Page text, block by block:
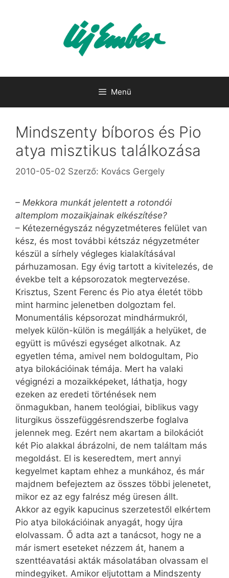
Menü
Mindszenty bíboros és Pio
atya misztikus találkozása
2010-05-02 Szerző: Kovács Gergely
– Mekkora munkát jelentett a rotondói
altemplom mozaikjainak elkészítése?
– Kétezernégyszáz négyzetméteres felület van
kész, és most további kétszáz négyzetméter
készül a sírhely végleges kialakításával
párhuzamosan. Egy évig tartott a kivitelezés, de
évekbe telt a képsorozatok megtervezése.
Krisztus, Szent Ferenc és Pio atya életét több
mint harminc jelenetben dolgoztam fel.
Monumentális képsorozat mindhármukról,
melyek külön-külön is megállják a helyüket, de
együtt is művészi egységet alkotnak. Az
egyetlen téma, amivel nem boldogultam, Pio
atya bilokációinak témája. Mert ha valaki
végignézi a mozaikképeket, láthatja, hogy
ezeken az eredeti történések nem
önmagukban, hanem teológiai, biblikus vagy
liturgikus összefüggésrendszerbe foglalva
jelennek meg. Ezért nem akartam a bilokációt
két Pio alakkal ábrázolni, de nem találtam más
megoldást. El is keseredtem, mert annyi
kegyelmet kaptam ehhez a munkához, és már
majdnem befejeztem az összes többi jelenetet,
mikor ez az egy falrész még üresen állt.
Akkor az egyik kapucinus szerzetestől elkértem
Pio atya bilokációinak anyagát, hogy újra
elolvassam. Ő adta azt a tanácsot, hogy ne a
már ismert eseteket nézzem át, hanem a
szenttéavatási akták másolatában olvassam el
mindegyiket. Amikor eljutottam a Mindszenty